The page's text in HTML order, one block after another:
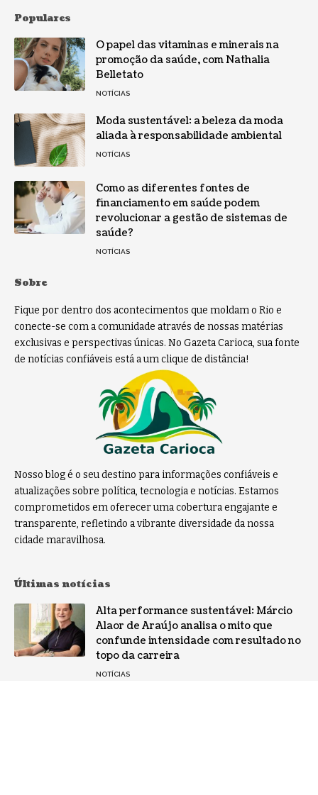
Populares
O papel das vitaminas e minerais na
promoção da saúde, com Nathalia
Belletato
NOTÍCIAS
Moda sustentável: a beleza da moda
aliada à responsabilidade ambiental
NOTÍCIAS
Como as diferentes fontes de
financiamento em saúde podem
revolucionar a gestão de sistemas de
saúde?
NOTÍCIAS
Sobre
Fique por dentro dos acontecimentos que moldam o Rio e
conecte-se com a comunidade através de nossas matérias
exclusivas e perspectivas únicas. No Gazeta Carioca, sua fonte
de notícias confiáveis está a um clique de distância!
Nosso blog é o seu destino para informações confiáveis e
atualizações sobre política, tecnologia e notícias. Estamos
comprometidos em oferecer uma cobertura engajante e
transparente, refletindo a vibrante diversidade da nossa
cidade maravilhosa.
Últimas notícias
Alta performance sustentável: Márcio
Alaor de Araújo analisa o mito que
confunde intensidade com resultado no
topo da carreira
NOTÍCIAS